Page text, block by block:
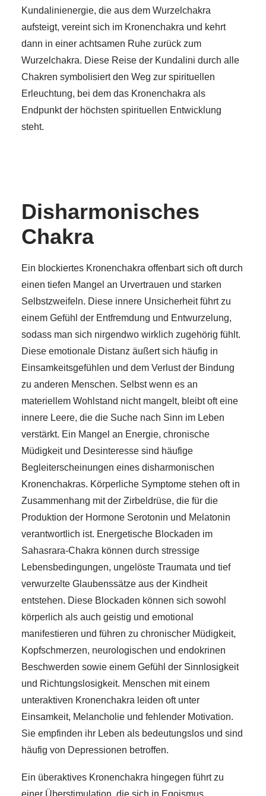
Kundalinienergie, die aus dem Wurzelchakra
aufsteigt, vereint sich im Kronenchakra und kehrt
dann in einer achtsamen Ruhe zurück zum
Wurzelchakra. Diese Reise der Kundalini durch alle
Chakren symbolisiert den Weg zur spirituellen
Erleuchtung, bei dem das Kronenchakra als
Endpunkt der höchsten spirituellen Entwicklung
steht.
Disharmonisches
Chakra
Ein blockiertes Kronenchakra offenbart sich oft durch
einen tiefen Mangel an Urvertrauen und starken
Selbstzweifeln. Diese innere Unsicherheit führt zu
einem Gefühl der Entfremdung und Entwurzelung,
sodass man sich nirgendwo wirklich zugehörig fühlt.
Diese emotionale Distanz äußert sich häufig in
Einsamkeitsgefühlen und dem Verlust der Bindung
zu anderen Menschen. Selbst wenn es an
materiellem Wohlstand nicht mangelt, bleibt oft eine
innere Leere, die die Suche nach Sinn im Leben
verstärkt. Ein Mangel an Energie, chronische
Müdigkeit und Desinteresse sind häufige
Begleiterscheinungen eines disharmonischen
Kronenchakras. Körperliche Symptome stehen oft in
Zusammenhang mit der Zirbeldrüse, die für die
Produktion der Hormone Serotonin und Melatonin
verantwortlich ist. Energetische Blockaden im
Sahasrara-Chakra können durch stressige
Lebensbedingungen, ungelöste Traumata und tief
verwurzelte Glaubenssätze aus der Kindheit
entstehen. Diese Blockaden können sich sowohl
körperlich als auch geistig und emotional
manifestieren und führen zu chronischer Müdigkeit,
Kopfschmerzen, neurologischen und endokrinen
Beschwerden sowie einem Gefühl der Sinnlosigkeit
und Richtungslosigkeit. Menschen mit einem
unteraktiven Kronenchakra leiden oft unter
Einsamkeit, Melancholie und fehlender Motivation.
Sie empfinden ihr Leben als bedeutungslos und sind
häufig von Depressionen betroffen.
Ein überaktives Kronenchakra hingegen führt zu
einer Überstimulation, die sich in Egoismus,